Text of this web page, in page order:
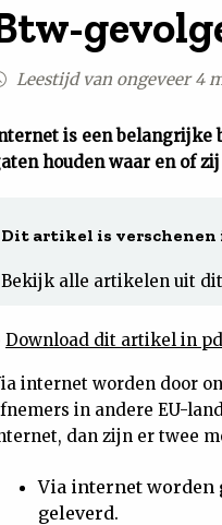
Leestijd van ongeveer 4
is een belangrijke
houden waar en of
Dit artikel is verschenen
Bekijk alle artikelen uit
Download dit artikel in
internet worden door
in andere EU-
dan zijn er twee
Via internet worden
geleverd.